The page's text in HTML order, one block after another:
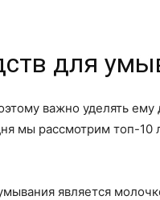
для
важно уделять
мы рассмотрим топ-
является